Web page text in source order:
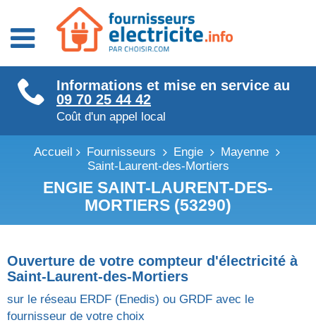
Fournisseurs énergie
Fournisseurs électricité
Fournisseurs gaz
Informations et mise en service au
09 70 25 44 42
Coût d'un appel local
Accueil Fournisseurs Engie
Mayenne
Saint-Laurent-des-Mortiers
ENGIE SAINT-LAURENT-DES-
MORTIERS (53290)
Ouverture de votre compteur d'électricité à
Saint-Laurent-des-Mortiers
sur le réseau ERDF (Enedis) ou GRDF avec le
fournisseur de votre choix